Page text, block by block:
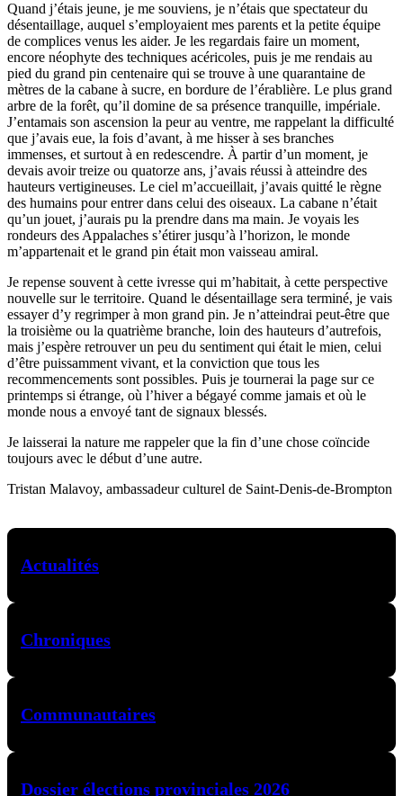
Quand j’étais jeune, je me souviens, je n’étais que spectateur du
désentaillage, auquel s’employaient mes parents et la petite équipe
de complices venus les aider. Je les regardais faire un moment,
encore néophyte des techniques acéricoles, puis je me rendais au
pied du grand pin centenaire qui se trouve à une quarantaine de
mètres de la cabane à sucre, en bordure de l’érablière. Le plus grand
arbre de la forêt, qu’il domine de sa présence tranquille, impériale.
J’entamais son ascension la peur au ventre, me rappelant la difficulté
que j’avais eue, la fois d’avant, à me hisser à ses branches
immenses, et surtout à en redescendre. À partir d’un moment, je
devais avoir treize ou quatorze ans, j’avais réussi à atteindre des
hauteurs vertigineuses. Le ciel m’accueillait, j’avais quitté le règne
des humains pour entrer dans celui des oiseaux. La cabane n’était
qu’un jouet, j’aurais pu la prendre dans ma main. Je voyais les
rondeurs des Appalaches s’étirer jusqu’à l’horizon, le monde
m’appartenait et le grand pin était mon vaisseau amiral.
Je repense souvent à cette ivresse qui m’habitait, à cette perspective
nouvelle sur le territoire. Quand le désentaillage sera terminé, je vais
essayer d’y regrimper à mon grand pin. Je n’atteindrai peut-être que
la troisième ou la quatrième branche, loin des hauteurs d’autrefois,
mais j’espère retrouver un peu du sentiment qui était le mien, celui
d’être puissamment vivant, et la conviction que tous les
recommencements sont possibles. Puis je tournerai la page sur ce
printemps si étrange, où l’hiver a bégayé comme jamais et où le
monde nous a envoyé tant de signaux blessés.
Je laisserai la nature me rappeler que la fin d’une chose coïncide
toujours avec le début d’une autre.
Tristan Malavoy, ambassadeur culturel de Saint-Denis-de-Brompton
Actualités
Chroniques
Communautaires
Dossier élections provinciales 2026